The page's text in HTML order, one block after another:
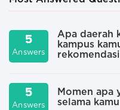
5
Answers
Apa daerah
kampus
5
Answers
Momen apa
selama